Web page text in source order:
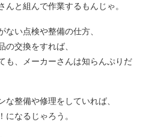
んと組んで作業するもんじゃ。
ない点検や整備の仕方、
の交換をすれば、
も、メーカーさんは知らんぷりだ
整備や修理をしていれば、
になるじゃろう。